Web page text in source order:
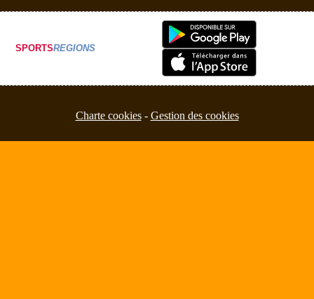
SPORTSREGIONS
Charte cookies Gestion des cookies